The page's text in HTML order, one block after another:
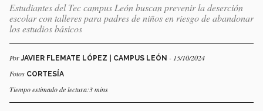
Estudiantes del Tec campus León buscan prevenir la deserción
escolar con talleres para padres de niños en riesgo de abandonar
los estudios básicos
PorJAVIER FLEMATE LÓPEZ | CAMPUS LEÓN - 15/10/2024
Fotos CORTESÍA
Tiempo estimado de lectura:3 mins